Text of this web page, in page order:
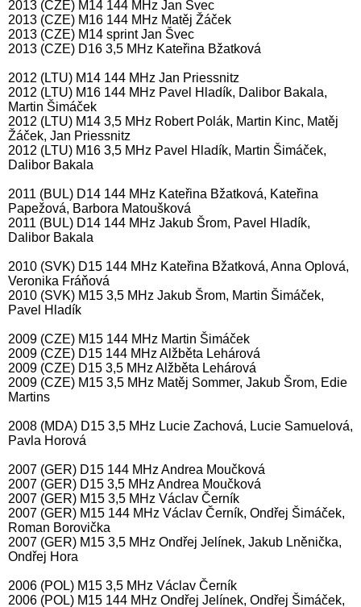
2013 (CZE) M14 144 MHz Jan Švec
2013 (CZE) M16 144 MHz Matěj Žáček
2013 (CZE) M14 sprint Jan Švec
2013 (CZE) D16 3,5 MHz Kateřina Bžatková
2012 (LTU) M14 144 MHz Jan Priessnitz
2012 (LTU) M16 144 MHz Pavel Hladík, Dalibor Bakala,
Martin Šimáček
2012 (LTU) M14 3,5 MHz Robert Polák, Martin Kinc, Matěj
Žáček, Jan Priessnitz
2012 (LTU) M16 3,5 MHz Pavel Hladík, Martin Šimáček,
Dalibor Bakala
2011 (BUL) D14 144 MHz Kateřina Bžatková, Kateřina
Papežová, Barbora Matoušková
2011 (BUL) D14 144 MHz Jakub Šrom, Pavel Hladík,
Dalibor Bakala
2010 (SVK) D15 144 MHz Kateřina Bžatková, Anna Oplová,
Veronika Fráňová
2010 (SVK) M15 3,5 MHz Jakub Šrom, Martin Šimáček,
Pavel Hladík
2009 (CZE) M15 144 MHz Martin Šimáček
2009 (CZE) D15 144 MHz Alžběta Lehárová
2009 (CZE) D15 3,5 MHz Alžběta Lehárová
2009 (CZE) M15 3,5 MHz Matěj Sommer, Jakub Šrom, Edie
Martins
2008 (MDA) D15 3,5 MHz Lucie Zachová, Lucie Samuelová,
Pavla Horová
2007 (GER) D15 144 MHz Andrea Moučková
2007 (GER) D15 3,5 MHz Andrea Moučková
2007 (GER) M15 3,5 MHz Václav Černík
2007 (GER) M15 144 MHz Václav Černík, Ondřej Šimáček,
Roman Borovička
2007 (GER) M15 3,5 MHz Ondřej Jelínek, Jakub Lněnička,
Ondřej Hora
2006 (POL) M15 3,5 MHz Václav Černík
2006 (POL) M15 144 MHz Ondřej Jelínek, Ondřej Šimáček,